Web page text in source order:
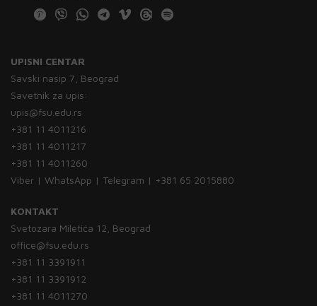
UPISNI CENTAR
Savski nasip 7, Beograd
Savetnik za upis:
upis@fsu.edu.rs
+381 11 4011216
+381 11 4011217
+381 11 4011260
Viber | WhatsApp | Telegram | +381 65 2015880
KONTAKT
Svetozara Miletića 12, Beograd
office@fsu.edu.rs
+381 11 3391911
+381 11 3391912
+381 11 4011270